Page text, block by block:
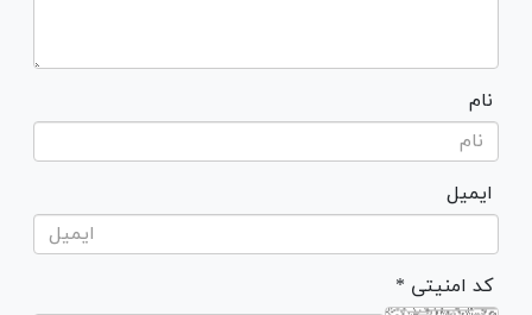
نام
ایمیل
* کد امنیتی